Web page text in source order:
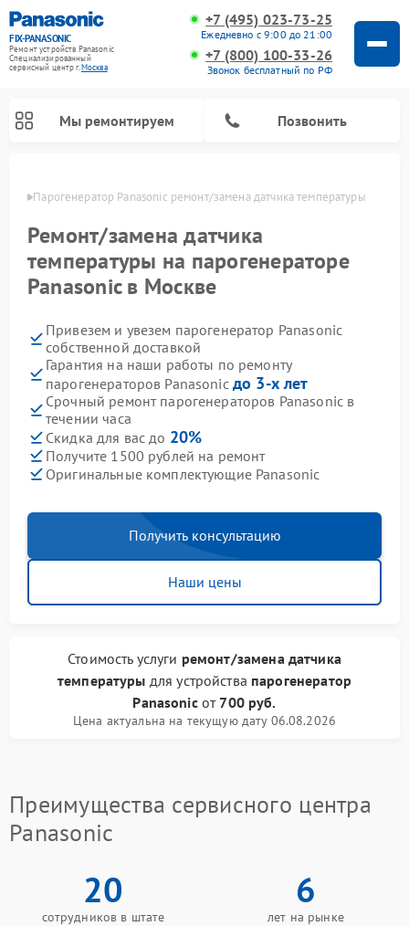
FIX-PANASONIC
Ремонт устройств Panasonic
Специализированный
cервисный центр г.Москва
+7 (495) 023-73-25
Ежедневно с 9:00 до 21:00
+7 (800) 100-33-26
Звонок бесплатный по РФ
Мы ремонтируем Позвонить
Парогенератор Panasonic ремонт/замена датчика температуры
Ремонт/замена датчика
температуры на парогенераторе
Panasonic в Москве
Привезем и увезем парогенератор Panasonic
собственной доставкой
Гарантия на наши работы по ремонту
парогенераторов Panasonic до 3-х лет
Срочный ремонт парогенераторов Panasonic в
течении часа
Скидка для вас до 20%
Получите 1500 рублей на ремонт
Оригинальные комплектующие Panasonic
Получить консультацию
Наши цены
Стоимость услуги ремонт/замена датчика
температуры для устройства парогенератор
Panasonicот 700 руб.
Цена актуальна на текущую дату 06.08.2026
Преимущества сервисного центра
Panasonic
20
сотрудников в штате
6
лет на рынке